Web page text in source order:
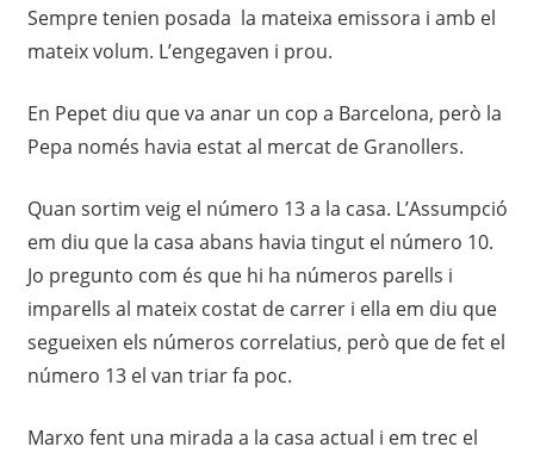
Sempre tenien posada la mateixa emissora i amb el
mateix volum. L’engegaven i prou.
En Pepet diu que va anar un cop a Barcelona, però la
Pepa només havia estat al mercat de Granollers.
Quan sortim veig el número 13 a la casa. L’Assumpció
em diu que la casa abans havia tingut el número 10.
Jo pregunto com és que hi ha números parells i
imparells al mateix costat de carrer i ella em diu que
segueixen els números correlatius, però que de fet el
número 13 el van triar fa poc.
Marxo fent una mirada a la casa actual i em trec el